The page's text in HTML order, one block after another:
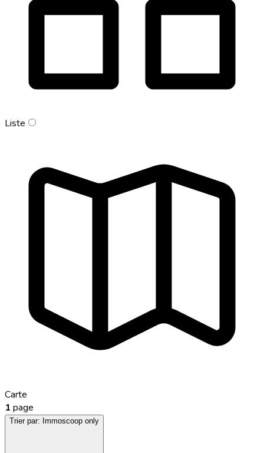
Liste
Carte
1 page
Trier par: Immoscoop only